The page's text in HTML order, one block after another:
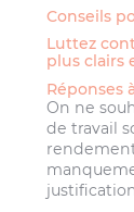
Conseils
Luttez
plus clairs
Réponses
On ne
de travail